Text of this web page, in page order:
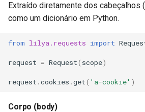
Extraído diretamente dos cabeçalhos
como um dicionário em Python.
from lilya.requests import
request = Request( scope)
request .cookies .get( 'a-cookie' )
Corpo (body)